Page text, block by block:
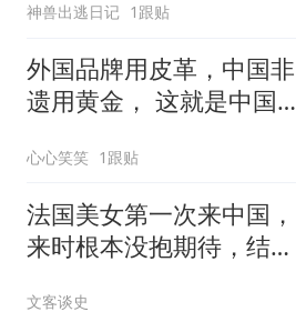
不等于你不能回
家！！！！
神兽出逃日记 1跟贴
外国品牌用皮革，中国非
遗用黄金， 这就是中国手
心心笑笑 1跟贴
法国美女第一次来中国，
来时根本没抱期待，结果
文客谈史